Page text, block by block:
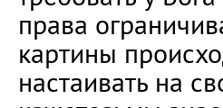
права
картины
настаивать на